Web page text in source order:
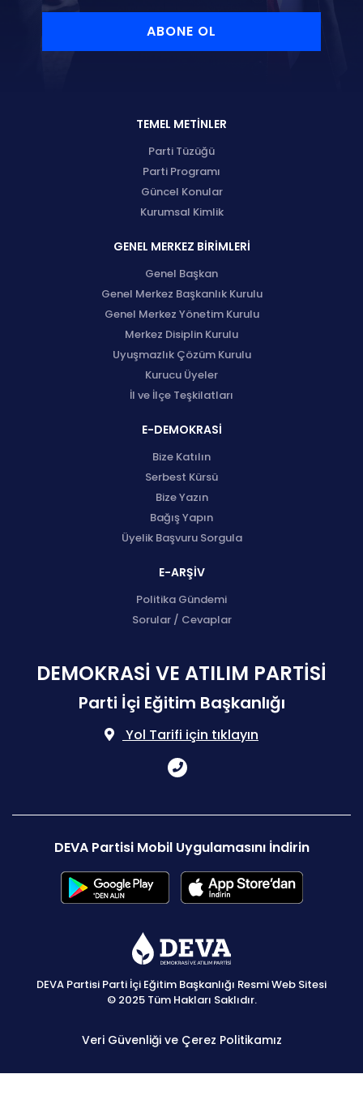
ABONE OL
TEMEL METİNLER
Parti Tüzüğü
Parti Programı
Güncel Konular
Kurumsal Kimlik
GENEL MERKEZ BİRİMLERİ
Genel Başkan
Genel Merkez Başkanlık Kurulu
Genel Merkez Yönetim Kurulu
Merkez Disiplin Kurulu
Uyuşmazlık Çözüm Kurulu
Kurucu Üyeler
İl ve İlçe Teşkilatları
E-DEMOKRASİ
Bize Katılın
Serbest Kürsü
Bize Yazın
Bağış Yapın
Üyelik Başvuru Sorgula
E-ARŞİV
Politika Gündemi
Sorular / Cevaplar
DEMOKRASİ VE ATILIM PARTİSİ
Parti İçi Eğitim Başkanlığı
Yol Tarifi için tıklayın
DEVA Partisi Mobil Uygulamasını İndirin
DEVA Partisi Parti İçi Eğitim Başkanlığı Resmi Web Sitesi
© 2025 Tüm Hakları Saklıdır.
Veri Güvenliği ve Çerez Politikamız